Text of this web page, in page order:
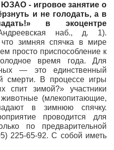
- игровое занятие о
и не голодать, а в
в экоцентре
наб., д. 1).
что зимняя спячка в мире
просто приспособление к
время года. Для
— это единственный
смерти. В процессе игры
спит зимой?» участники
животные (млекопитающие,
в зимнюю спячку.
проводится для
по предварительной
225-65-92. С собой иметь